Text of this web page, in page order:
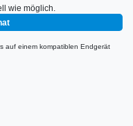
wie möglich.
auf einem kompatiblen Endgerät